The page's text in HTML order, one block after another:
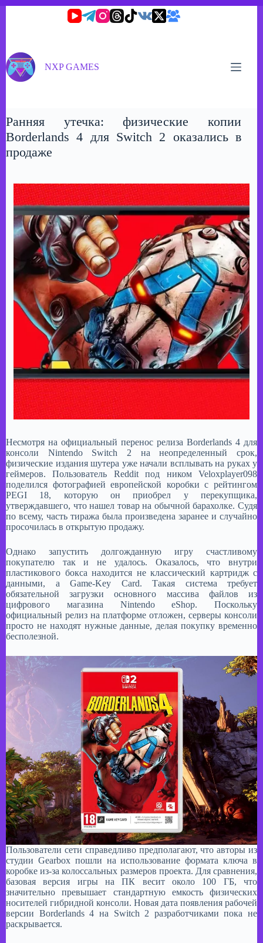
NXP GAMES
Ранняя утечка: физические копии
Borderlands 4 для Switch 2 оказались в
продаже
Несмотря на официальный перенос релиза Borderlands 4 для
консоли Nintendo Switch 2 на неопределенный срок,
физические издания шутера уже начали всплывать на руках у
геймеров. Пользователь Reddit под ником Veloxplayer098
поделился фотографией европейской коробки с рейтингом
PEGI 18, которую он приобрел у перекупщика,
утверждавшего, что нашел товар на обычной барахолке. Судя
по всему, часть тиража была произведена заранее и случайно
просочилась в открытую продажу.​
Однако запустить долгожданную игру счастливому
покупателю так и не удалось. Оказалось, что внутри
пластикового бокса находится не классический картридж с
данными, а Game-Key Card. Такая система требует
обязательной загрузки основного массива файлов из
цифрового магазина Nintendo eShop. Поскольку
официальный релиз на платформе отложен, серверы консоли
просто не находят нужные данные, делая покупку временно
бесполезной.​
Пользователи сети справедливо предполагают, что авторы из
студии Gearbox пошли на использование формата ключа в
коробке из-за колоссальных размеров проекта. Для сравнения,
базовая версия игры на ПК весит около 100 ГБ, что
значительно превышает стандартную емкость физических
носителей гибридной консоли. Новая дата появления рабочей
версии Borderlands 4 на Switch 2 разработчиками пока не
раскрывается.